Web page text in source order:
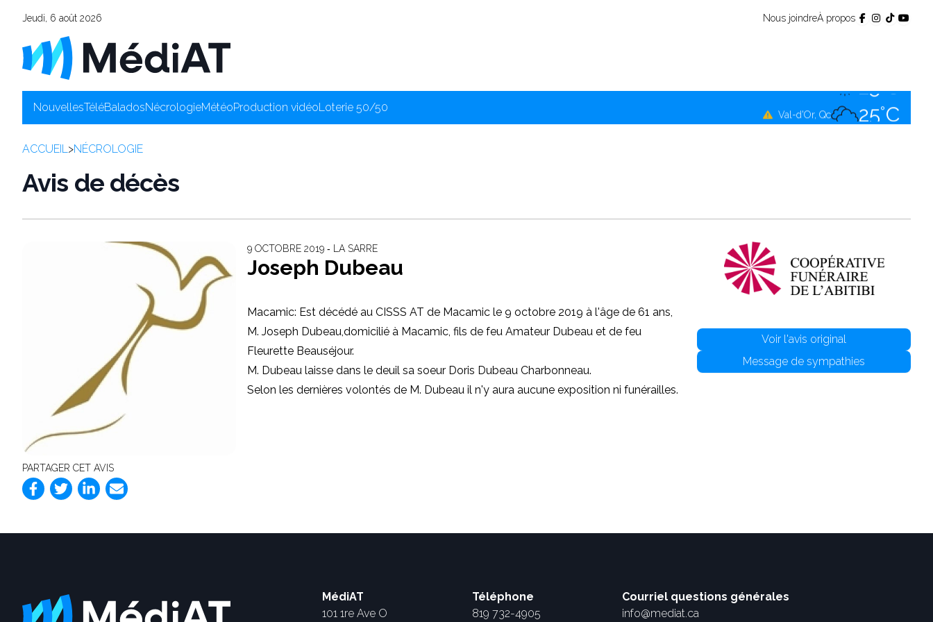
Jeudi, 6 août 2026 Nous joindreÀ propos
NouvellesTéléBaladosNécrologieMétéoProduction vidéoLoterie 50/50 25°C
ACCUEIL>NÉCROLOGIE
Avis de décès
PARTAGER CET AVIS
9 OCTOBRE 2019 ‐ LA SARRE
Joseph Dubeau
Macamic: Est décédé au CISSS AT de Macamic le 9 octobre 2019 à l'âge de 61 ans,
M. Joseph Dubeau,domicilié à Macamic, fils de feu Amateur Dubeau et de feu
Fleurette Beauséjour.
M. Dubeau laisse dans le deuil sa soeur Doris Dubeau Charbonneau.
Selon les dernières volontés de M. Dubeau il n'y aura aucune exposition ni funérailles.
Voir l'avis original
Message de sympathies
MédiAT
101 1re Ave O
Téléphone
819 732-4905
Courriel questions générales
info@mediat.ca